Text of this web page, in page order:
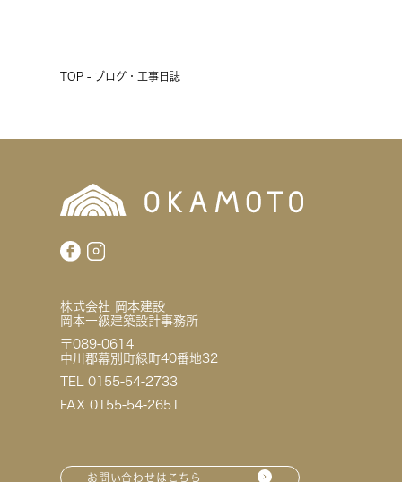
TOP - ブログ・工事日誌
株式会社 岡本建設
岡本一級建築設計事務所
〒089-0614
中川郡幕別町緑町40番地32
TEL 0155-54-2733
FAX 0155-54-2651
お問い合わせはこちら